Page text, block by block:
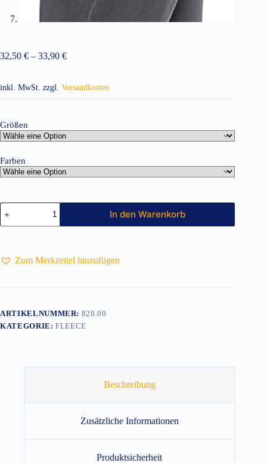
32,50 € – 33,90 €
inkl. MwSt. zzgl. Versandkosten
Größen
Farben
Herren
Outdoor
Fleecejacke
In den Warenkorb
Zum Merkzettel hinzufügen
ARTIKELNUMMER: 820.00
KATEGORIE:FLEECE
Beschreibung
Zusätzliche Informationen
Produktsicherheit